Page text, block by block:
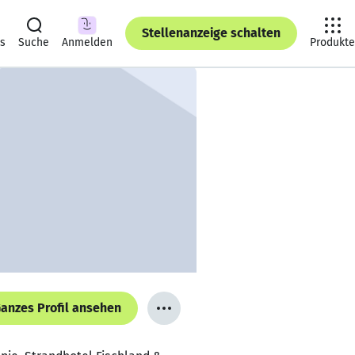
Suche Anmelden
Stellenanzeige schalten
Produkte
Profil ansehen